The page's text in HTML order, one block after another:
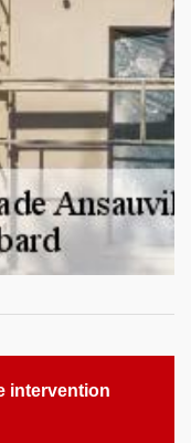
intervention